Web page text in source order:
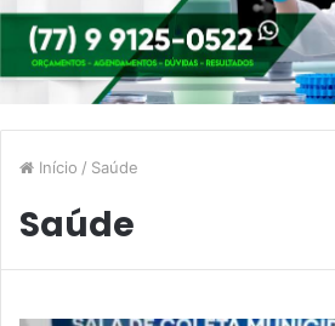
Início / Saúde
Saúde